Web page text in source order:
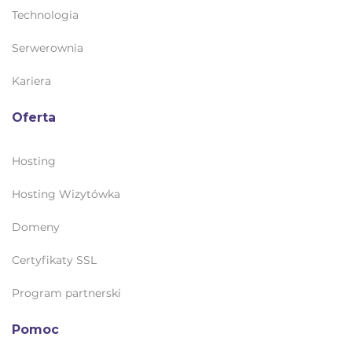
Technologia
Serwerownia
Kariera
Oferta
Hosting
Hosting Wizytówka
Domeny
Certyfikaty SSL
Program partnerski
Pomoc